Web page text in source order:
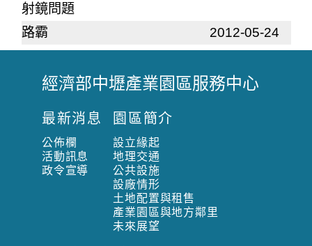
射鏡問題
路霸 2012-05-24
:
:
經濟部中壢產業園區服務中心
最新消息
公佈欄
活動訊息
政令宣導
園區簡介
設立緣起
地理交通
公共設施
設廠情形
土地配置與租售
產業園區與地方鄰里
未來展望